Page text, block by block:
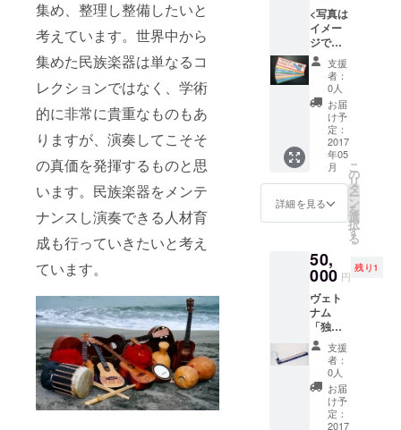
集め、整理し整備したいと
考えています。世界中から
集めた民族楽器は単なるコ
レクションではなく、学術
的に非常に貴重なものもあ
りますが、演奏してこそそ
の真価を発揮するものと思
います。民族楽器をメンテ
ナンスし演奏できる人材育
成も行っていきたいと考え
ています。
全国各地の
「音楽教員
研修会：講
師」を勤め
るととも
に、全国の
小中高での
「民族音楽
ワーク
「芸術干渉
に、様々な
地域のア
ミューズメ
ントパー
ク、大型商
業施設など
での「子供
民族楽器作
メール:
ネーム
プレー
ト写真
ととも
にお礼
のメー
ルをお
出しし
ます。
Oud、
Saz(ト
ルコ)、
太鼓：
Darabu
ka アフ
リカ音
楽：太
鼓：
Jembe
カリ
ブ・中
南米音
Latin-
Percus
Brazil-
Percus
sion各
種 その
他世界
各地の
様々な
民族楽
器がご
ざいま
すので
ご相談
無料Ｔ
Ｖ電話
Skype
未経験
の方に
は、準
備のご
案内も
致しま
す。
【レッ
スンで
きる楽
器の一
(2017年
在・常
備され
もの) イ
ンド音
楽：弦
楽器：
Sitar／
Sarod
、太
鼓：
Tabla 西
8月ま
で）
レッス
ンする
楽器は
持ち込
み、ま
たは、
当スタ
ジオに
ある楽
器の中
から選
定が可
す。
【レッ
きる楽
器の一
例】
(2017年
3月現
在・常
備され
ている
もの) イ
<写真は
イメー
ジです>
●Skype
民族楽
器レッ
スン:当
スタジ
オに来
ること
ができ
ない方
のため
に
Skype
隔地
レッス
ンを行
いま
す。1回
60分間
を9レッ
スン行
いま
す。
2017年
10月ま
支援
者：
0人
お届
け予
定：
2017
年05
月
詳細を見る
こ
の
リ
タ
ー
ン
を
選
択
す
る
50,
000 円
残り1
ヴェト
ナム
「独弦
琴」 ●
めった
に手に
入らな
い民族
楽器:楽
支援
者：
0人
お届
け予
定：
2017